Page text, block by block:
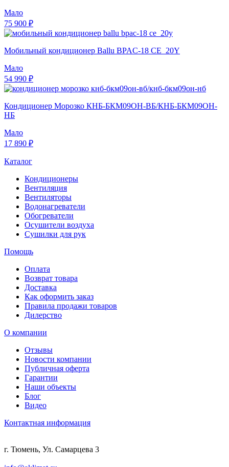
Мало
75 900 ₽
Мобильный кондиционер Ballu BPAC-18 CE_20Y
Мало
54 990 ₽
Кондиционер Морозко КНБ-БКМ09ОН-ВБ/КНБ-БКМ09ОН-
НБ
Мало
17 890 ₽
Каталог
Кондиционеры
Вентиляция
Вентиляторы
Водонагреватели
Обогреватели
Осушители воздуха
Сушилки для рук
Помощь
Оплата
Возврат товара
Доставка
Как оформить заказ
Правила продажи товаров
Дилерство
О компании
Отзывы
Новости компании
Публичная оферта
Гарантии
Наши объекты
Блог
Видео
Контактная информация
г. Тюмень, Ул. Самарцева 3